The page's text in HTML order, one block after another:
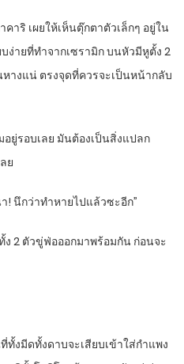
าริ เผยให้เห็นตุ๊กตาตัวเล็กๆ อยู่ใน
ง่ายที่ทำจากเซรามิก บนหัวมีหูตั้ง 2
างแน่ ตรงจุดที่ควรจะเป็นหน้ากลับ
ยู่รอบเลย มันต้องเป็นสิ่งแปลก
ย
! นึกว่าทำหายไปแล้วซะอีก”
2 ตัวขู่ฟ่อออกมาพร้อมกัน ก่อนจะ
งมีดทั้งดาบจะเสียบเข้าใส่กำแพง